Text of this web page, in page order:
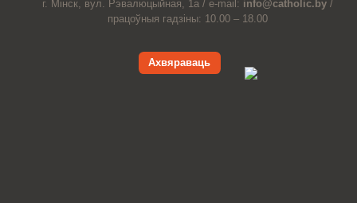
г. Мінск, вул. Рэвалюцыйная, 1а / e-mail: info@catholic.by /
працоўныя гадзіны: 10.00 – 18.00
Ахвяраваць